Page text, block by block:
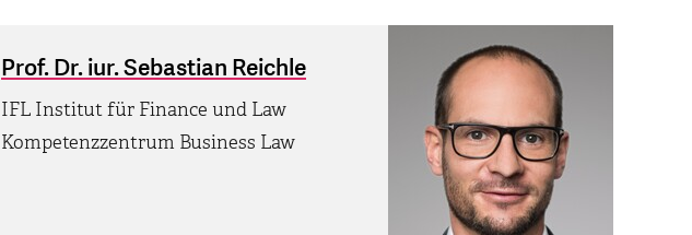
Prof. Dr. iur. Sebastian Reichle
IFL Institut für Finance und Law
Kompetenzzentrum Business Law